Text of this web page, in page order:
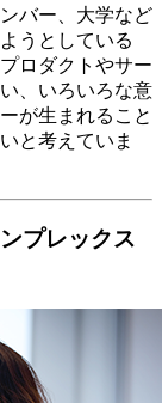
バー、大学など
うとしている
ロダクトやサー
、いろいろな意
が生まれること
と考えていま
プレックス